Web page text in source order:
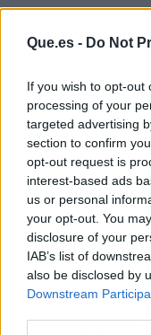
Que.es - Do Not
If you wish to opt-out
processing of your
targeted advertising
section to confirm
opt-out request is
interest-based ads
us or personal
your opt-out. You
disclosure of your
IAB’s list of
also be disclosed by
Downstream
La
gusta la tortilla
cena ni llevarla
consumo
das tiempo a
Si vas a
cuájala bien
En casa,
si quieres una
segura. Y desde
sin control en
merece la pena.